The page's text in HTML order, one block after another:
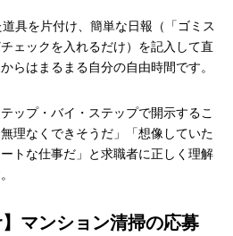
具を片付け、簡単な日報（「ゴミス
ェックを入れるだけ）を記入して直
らはまるまる自分の自由時間です。
ップ・バイ・ステップで開示するこ
理なくできそうだ」「想像していた
トな仕事だ」と求職者に正しく理解
マンション清掃の応募